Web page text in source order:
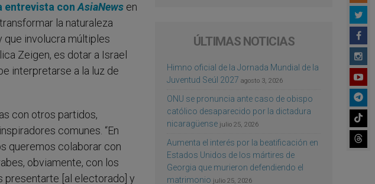
entrevista con AsiaNews en
la naturaleza
que involucra múltiples
Zeigen, es dotar a Israel
interpretarse a la luz de
con otros partidos,
comunes. “En
queremos colaborar con
obviamente, con los
[al electorado] y
ÚLTIMAS NOTICIAS
Himno oficial de la Jornada Mundial de la
Juventud Seúl 2027 agosto 3, 2026
ONU se pronuncia ante caso de obispo
católico desaparecido por la dictadura
nicaragüense julio 25, 2026
Aumenta el interés por la beatificación en
Estados Unidos de los mártires de
Georgia que murieron defendiendo el
matrimonio julio 25, 2026